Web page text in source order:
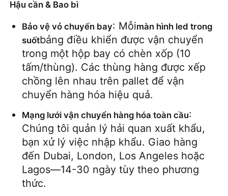
Hậu cần & Bao bì
Bảo vệ vỏ chuyến bay: Mỗimàn hình led trong
suốtbảng điều khiển được vận chuyển
trong một hộp bay có chèn xốp (10
tấm/thùng). Các thùng hàng được xếp
chồng lên nhau trên pallet để vận
chuyển hàng hóa hiệu quả.
Mạng lưới vận chuyển hàng hóa toàn cầu:
Chúng tôi quản lý hải quan xuất khẩu,
bạn xử lý việc nhập khẩu. Giao hàng
đến Dubai, London, Los Angeles hoặc
Lagos—14-30 ngày tùy theo phương
thức.